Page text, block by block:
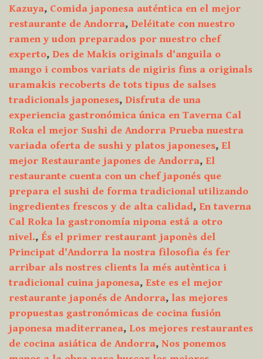
Kazuya, Comida japonesa auténtica en el mejor
restaurante de Andorra, Deléitate con nuestro
ramen y udon preparados por nuestro chef
experto, Des de Makis originals d'anguila o
mango i combos variats de nigiris fins a originals
uramakis recoberts de tots tipus de salses
tradicionals japoneses, Disfruta de una
experiencia gastronómica única en Taverna Cal
Roka el mejor Sushi de Andorra Prueba nuestra
variada oferta de sushi y platos japoneses, El
mejor Restaurante japones de Andorra, El
restaurante cuenta con un chef japonés que
prepara el sushi de forma tradicional utilizando
ingredientes frescos y de alta calidad, En taverna
Cal Roka la gastronomía nipona está a otro
nivel., És el primer restaurant japonès del
Principat d'Andorra la nostra filosofia és fer
arribar als nostres clients la més autèntica i
tradicional cuina japonesa, Este es el mejor
restaurante japonés de Andorra, las mejores
propuestas gastronómicas de cocina fusión
japonesa maditerranea, Los mejores restaurantes
de cocina asiática de Andorra, Nos ponemos